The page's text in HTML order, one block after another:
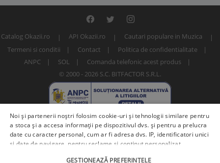
Catalog Okazii.ro API Okazii.ro
Cautari populare in Muzica
Termeni si conditii
Contact
Politica de confidentialitate
ANPC
SOL
Comanda telefonic acest produs
© 2000 - 2026 S.C. BITFACTOR S.R.L.
Numar articol: 253512981
Noi și partenerii noștri folosim cookie-uri și tehnologii similare pentru
a stoca și a accesa informații pe dispozitivul dvs. și pentru a prelucra
date cu caracter personal, cum ar fi adresa dvs. IP, identificatori unici
și date de navigare, pentru reclame și conținut personalizat,
GESTIONEAZĂ PREFERINȚELE